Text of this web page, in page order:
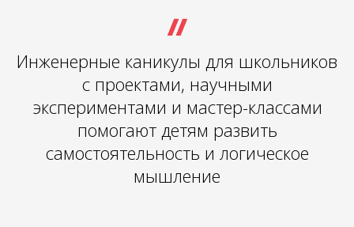
Инженерные каникулы для школьников
с проектами, научными
экспериментами и мастер-классами
помогают детям развить
самостоятельность и логическое
мышление